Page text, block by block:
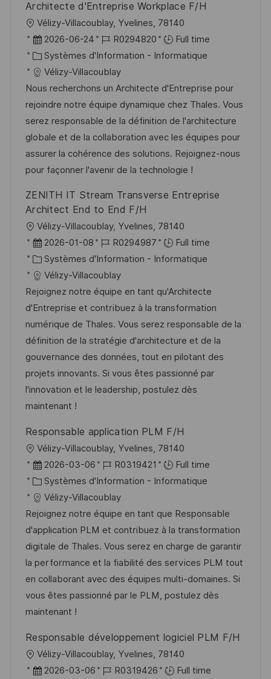
Architecte d'Entreprise Workplace F/H
o
c
a
l
i
s
a
t
i
n
Vélizy-Villacoublay, Yvelines, 78140
D
a
t
e
d
’
a
f
f
c
g
2026-06-24
R
é
f
é
r
e
n
c
e
u
s
R0294820
Full time
C
a
t
é
g
o
r
i
Systèmes d'Information - Informatique
Vélizy-Villacoublay
Nous recherchons un Architecte d'Entreprise pour
rejoindre notre équipe dynamique chez Thales. Vous
serez responsable de la définition de l'architecture
globale et de la collaboration avec les équipes pour
assurer la cohérence des solutions. Rejoignez-nous
pour façonner l'avenir de la technologie !
ZENITH IT Stream Transverse Entreprise
Architect End to End F/H
o
c
a
l
i
s
a
t
i
o
n
Vélizy-Villacoublay, Yvelines, 78140
D
a
t
e
d
’
a
f
f
i
c
a
g
e
2026-01-08
R
é
f
é
r
e
n
c
e
d
o
s
t
e
R0294987
Full time
C
a
t
é
g
o
r
i
e
Systèmes d'Information - Informatique
Vélizy-Villacoublay
Rejoignez notre équipe en tant qu'Architecte
d'Entreprise et contribuez à la transformation
numérique de Thales. Vous serez responsable de la
définition de la stratégie d'architecture et de la
gouvernance des données, tout en pilotant des
projets innovants. Si vous êtes passionné par
l'innovation et le leadership, postulez dès
maintenant !
Responsable application PLM F/H
o
c
a
l
i
s
a
t
i
o
Vélizy-Villacoublay, Yvelines, 78140
D
a
t
e
d
’
a
f
f
i
h
a
g
2026-03-06
R
é
f
é
r
e
n
c
e
p
o
s
R0319421
Full time
C
a
t
é
g
o
r
i
e
Systèmes d'Information - Informatique
Vélizy-Villacoublay
Rejoignez notre équipe en tant que Responsable
d'application PLM et contribuez à la transformation
digitale de Thales. Vous serez en charge de garantir
la performance et la fiabilité des services PLM tout
en collaborant avec des équipes multi-domaines. Si
vous êtes passionné par le PLM, postulez dès
maintenant !
Responsable développement logiciel PLM F/H
o
Vélizy-Villacoublay, Yvelines, 78140
D 2026-03-06
R
R0319426
Full time